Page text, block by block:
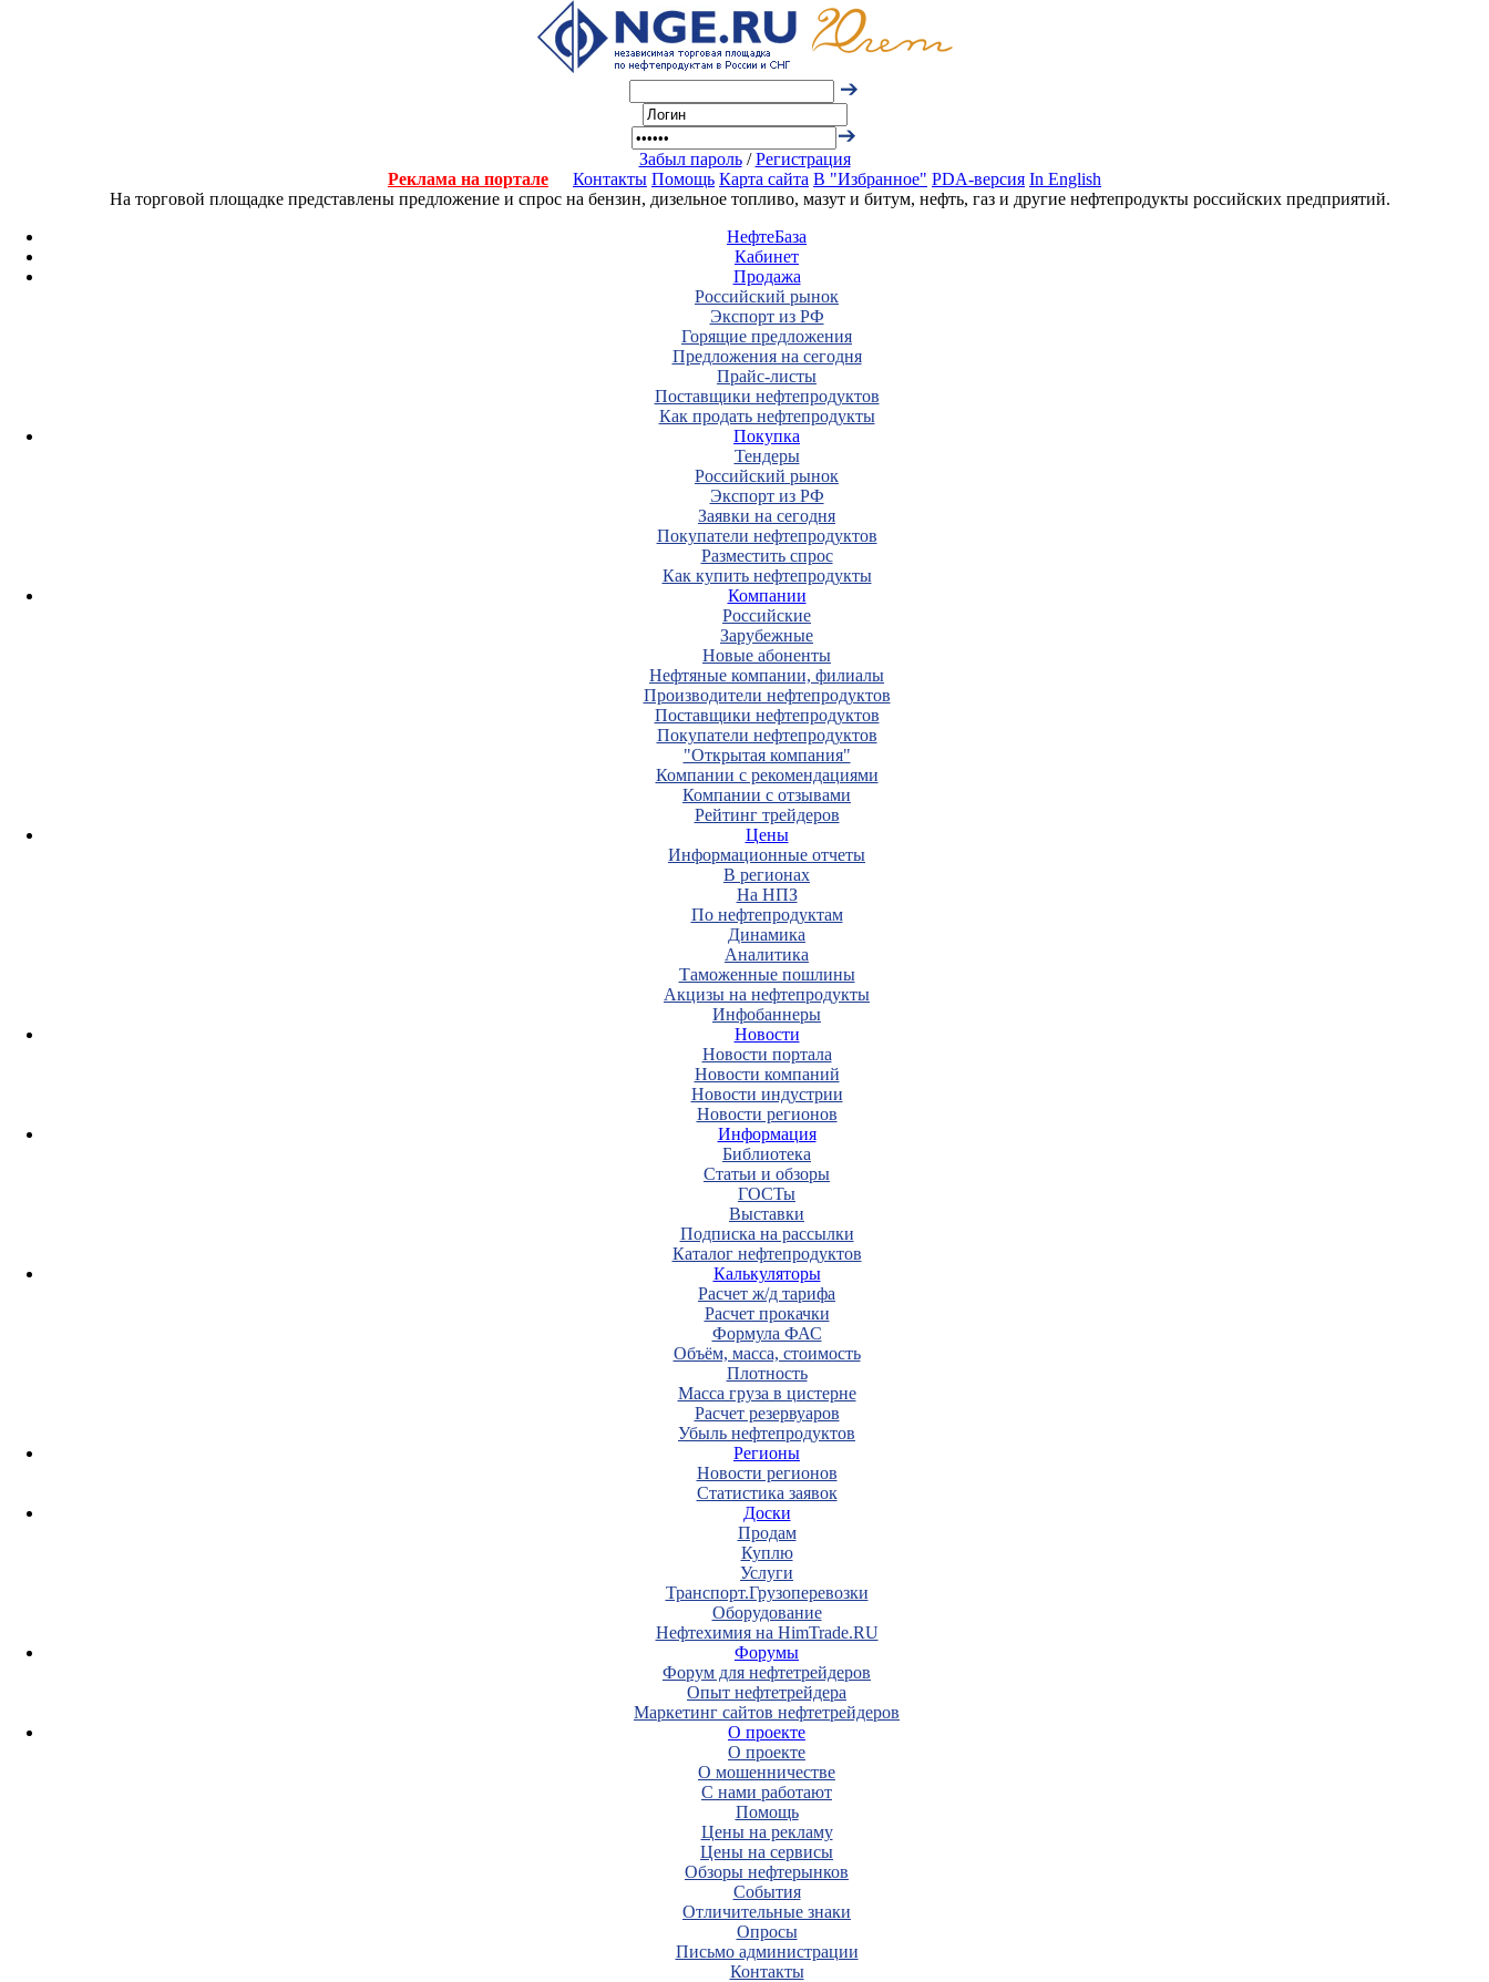
Забыл пароль/Регистрация
Реклама на портале
Контакты Помощь Карта сайта В "Избранное" PDA-версия In English
На торговой площадке представлены предложение и спрос на бензин, дизельное топливо, мазут и битум, нефть, газ и другие нефтепродукты российских предприятий.
НефтеБаза
Кабинет
Продажа
Российский рынок
Экспорт из РФ
Горящие предложения
Предложения на сегодня
Прайс-листы
Поставщики нефтепродуктов
Как продать нефтепродукты
Покупка
Тендеры
Российский рынок
Экспорт из РФ
Заявки на сегодня
Покупатели нефтепродуктов
Разместить спрос
Как купить нефтепродукты
Компании
Российские
Зарубежные
Новые абоненты
Нефтяные компании, филиалы
Производители нефтепродуктов
Поставщики нефтепродуктов
Покупатели нефтепродуктов
"Открытая компания"
Компании с рекомендациями
Компании с отзывами
Рейтинг трейдеров
Цены
Информационные отчеты
В регионах
На НПЗ
По нефтепродуктам
Динамика
Аналитика
Таможенные пошлины
Акцизы на нефтепродукты
Инфобаннеры
Новости
Новости портала
Новости компаний
Новости индустрии
Новости регионов
Информация
Библиотека
Статьи и обзоры
ГОСТы
Выставки
Подписка на рассылки
Каталог нефтепродуктов
Калькуляторы
Расчет ж/д тарифа
Расчет прокачки
Формула ФАС
Объём, масса, стоимость
Плотность
Масса груза в цистерне
Расчет резервуаров
Убыль нефтепродуктов
Регионы
Новости регионов
Статистика заявок
Доски
Продам
Куплю
Услуги
Транспорт.Грузоперевозки
Оборудование
Нефтехимия на HimTrade.RU
Форумы
Форум для нефтетрейдеров
Опыт нефтетрейдера
Маркетинг сайтов нефтетрейдеров
О проекте
О проекте
О мошенничестве
С нами работают
Помощь
Цены на рекламу
Цены на сервисы
Обзоры нефтерынков
События
Отличительные знаки
Опросы
Письмо администрации
Контакты